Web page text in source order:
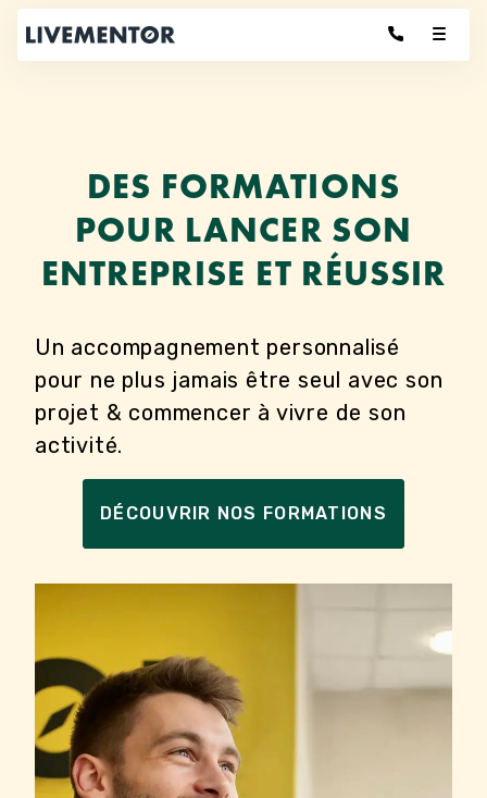
Aller
contenu
Se Connecter
DES FORMATIONS
POUR LANCER SON
ENTREPRISE ET RÉUSSIR
Un accompagnement personnalisé
pour ne plus jamais être seul avec son
projet & commencer à vivre de son
activité.
DÉCOUVRIR NOS FORMATIONS